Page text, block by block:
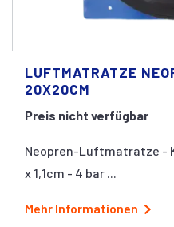
LUFTMATRATZE
20X20CM
Preis nicht verfügbar
Neopren-Luftmatratze -
x 1,1cm - 4 bar ...
Mehr Informationen